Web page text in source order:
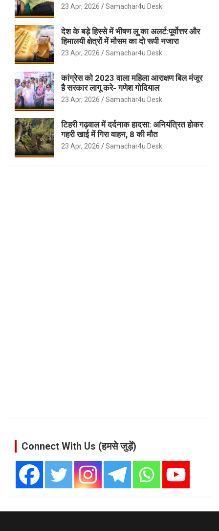
23 Apr, 2026 Samachar4u Desk
देश के बड़े हिस्से में भीषण लू का अलर्ट:पूर्वोत्तर और
हिमालयी क्षेत्रों में मौसम का दो रूपी नजारा
23 Apr, 2026 Samachar4u Desk
कांग्रेस को 2023 वाला महिला आराक्षण बिल मंजूर
है सरकार लागू करे- गणेश गोदियाल
23 Apr, 2026 Samachar4u Desk
टिहरी गढ़वाल में दर्दनाक हादसा: अनियंत्रित होकर
गहरी खाई में गिरा वाहन, 8 की मौत
23 Apr, 2026 Samachar4u Desk
Connect With Us (हमसे जुड़ें)